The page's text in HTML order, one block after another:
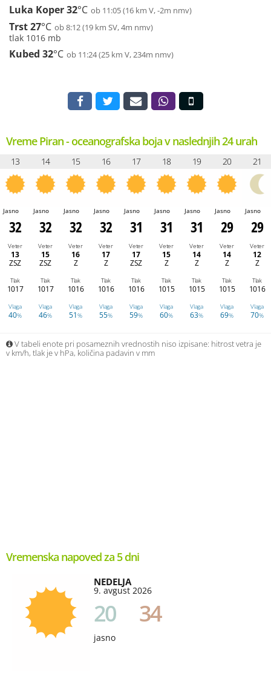
Luka Koper32°C ob 11:05 (16 km V, -2m nmv)
Trst27°C ob 8:12 (19 km SV, 4m nmv)
tlak 1016 mb
Kubed 32°C ob 11:24 (25 km V, 234m nmv)
Vreme Piran - oceanografska boja v naslednjih 24 urah
13 14 15 16 17 18 19 20 21
Jasno Jasno Jasno Jasno Jasno Jasno Jasno Jasno Jasno
32 32 32 32 31 31 31 29 29
Veter
13
ZSZ
Veter
15
ZSZ
Veter
16
Z
Veter
17
Z
Veter
17
ZSZ
Veter
15
Z
Veter
14
Z
Veter
14
Z
Veter
12
Z
Tlak
1017
Tlak
1017
Tlak
1016
Tlak
1016
Tlak
1016
Tlak
1015
Tlak
1015
Tlak
1015
Tlak
1016
Vlaga
40%
Vlaga
46%
Vlaga
51%
Vlaga
55%
Vlaga
59%
Vlaga
60%
Vlaga
63%
Vlaga
69%
Vlaga
70%
V tabeli enote pri posameznih vrednostih niso izpisane: hitrost vetra je
v km/h, tlak je v hPa, količina padavin v mm
Vremenska napoved za 5 dni
NEDELJA
9. avgust 2026
20 34
jasno